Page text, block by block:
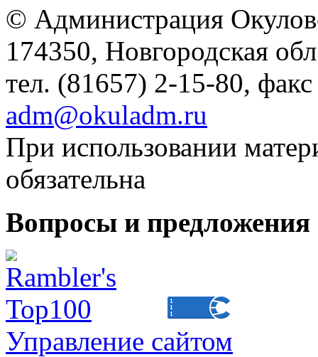
© Администрация
174350, Новгородская
тел. (81657) 2-15-80,
adm@okuladm.ru
При использовании
обязательна
Вопросы и
Управление сайтом